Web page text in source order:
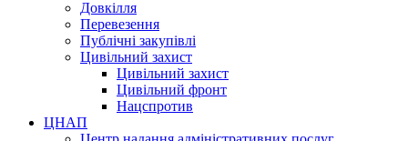
Довкілля
Перевезення
Публічні закупівлі
Цивільний захист
Цивільний захист
Цивільний фронт
Нацспротив
ЦНАП